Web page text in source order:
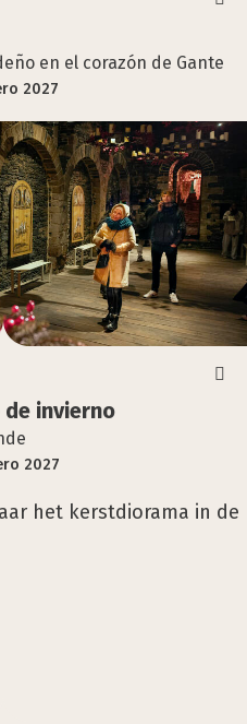
en el corazón de Gante
2027
invierno
2027